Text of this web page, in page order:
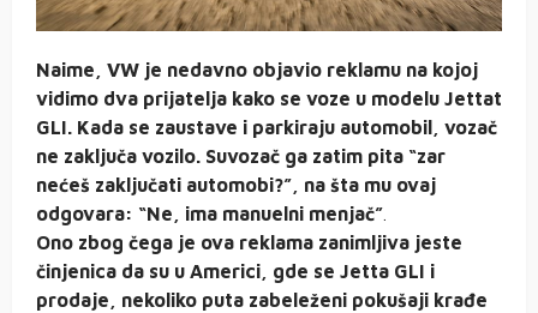
Naime, VW je nedavno objavio reklamu na kojoj
vidimo dva prijatelja kako se voze u modelu Jettat
GLI. Kada se zaustave i parkiraju automobil, vozač
ne zaključa vozilo. Suvozač ga zatim pita “zar
nećeš zaključati automobi?”, na šta mu ovaj
odgovara: “Ne, ima manuelni menjač”
Ono zbog čega je ova reklama zanimljiva jeste
činjenica da su u Americi, gde se Jetta GLI i
prodaje, nekoliko puta zabeleženi pokušaji krađe